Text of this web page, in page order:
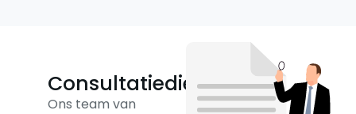
Consultatiediensten
Ons team van